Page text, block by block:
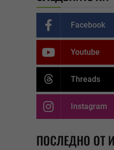
Facebook
Youtube
Threads
Instagram
ПОСЛЕДНО ОТ